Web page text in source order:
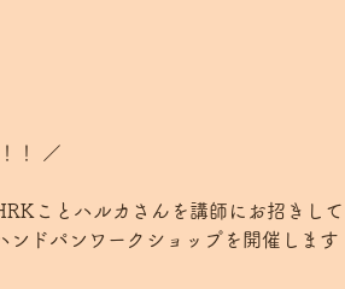
！ ／
ことハルカさんを講師にお招きして⁡⁡
ンドパンワークショップを開催します